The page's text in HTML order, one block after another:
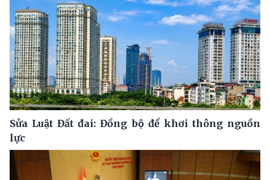
Sửa Luật Đất đai: Đồng bộ để khơi thông nguồn
lực